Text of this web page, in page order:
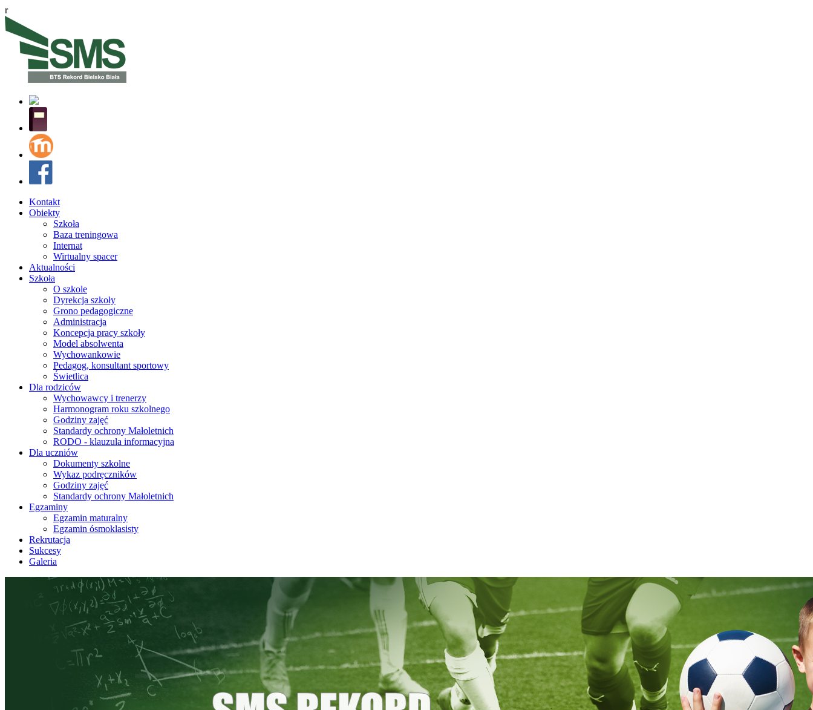
r
Kontakt
Obiekty
Szkoła
Baza treningowa
Internat
Wirtualny spacer
Aktualności
Szkoła
O szkole
Dyrekcja szkoły
Grono pedagogiczne
Administracja
Koncepcja pracy szkoły
Model absolwenta
Wychowankowie
Pedagog, konsultant sportowy
Świetlica
Dla rodziców
Wychowawcy i trenerzy
Harmonogram roku szkolnego
Godziny zajęć
Standardy ochrony Małoletnich
RODO - klauzula informacyjna
Dla uczniów
Dokumenty szkolne
Wykaz podręczników
Godziny zajęć
Standardy ochrony Małoletnich
Egzaminy
Egzamin maturalny
Egzamin ósmoklasisty
Rekrutacja
Sukcesy
Galeria